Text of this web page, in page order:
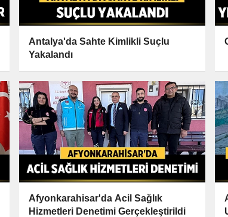
Antalya'da Sahte Kimlikli Suçlu
Yakalandı
Afyonkarahisar'da Acil Sağlık
Hizmetleri Denetimi Gerçekleştirildi